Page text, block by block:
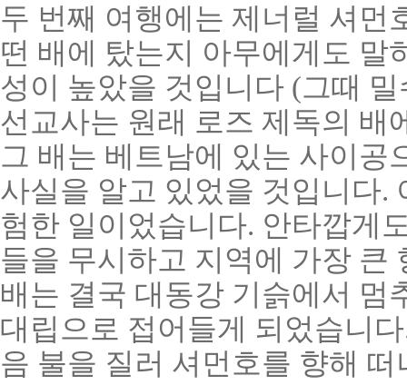
두 번째 여행에는 제너럴 셔먼
떤 배에 탔는지 아무에게도 말
성이 높았을 것입니다 (그때
선교사는 원래 로즈 제독의 배
그 배는 베트남에 있는 사이공
사실을 알고 있었을 것입니다.
험한 일이었습니다. 안타깝게
들을 무시하고 지역에 가장 큰
배는 결국 대동강 기슭에서 멈
대립으로 접어들게 되었습니
음 불을 질러 셔먼호를 향해